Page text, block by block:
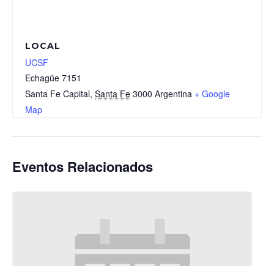
LOCAL
UCSF
Echagüe 7151
Santa Fe Capital, Santa Fe 3000 Argentina + Google
Map
Eventos Relacionados